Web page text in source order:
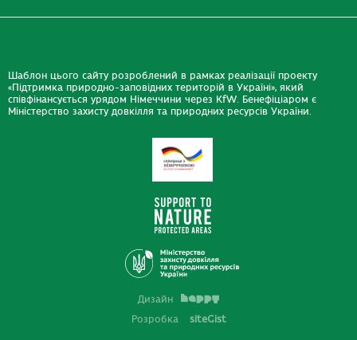
Шаблон цього сайту розроблений в рамках реалізації проекту
«Підтримка природно-заповідних територій в Україні», який
співфінансується урядом Німеччини через KfW. Бенефіціаром є
Міністерство захисту довкілля та природних ресурсів України.
Дизайн
Розробка
siteGist